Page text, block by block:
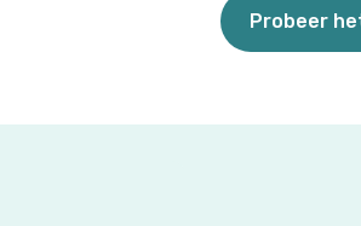
Probeer